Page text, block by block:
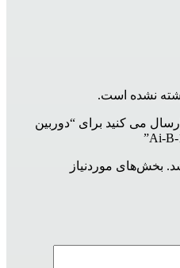
نشده است.
می کنید برای “دوربین
بخش‌های موردنیاز